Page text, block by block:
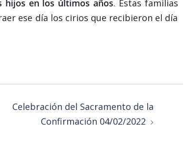
hijos en los últimos años. Estas familias
ese día los cirios que recibieron el día
Celebración del Sacramento de la
Confirmación 04/02/2022